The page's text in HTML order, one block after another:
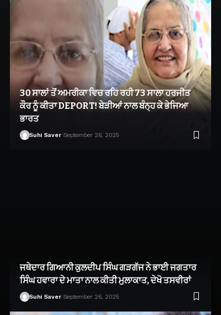
30 ਸਾਲਾਂ ਤੋਂ ਅਮਰੀਕਾ ਵਿਚ ਰਹਿ ਰਹੀ 73 ਸਾਲਾ ਹਰਜੀਤ
ਕੌਰ ਨੂੰ ਕੀਤਾ DEPORT! ਬੇੜੀਆਂ ਨਾਲ ਬੰਨ੍ਹ ਕੇ ਭੇਜਿਆ
ਭਾਰਤ
Suhi Saver September 26, 2025
ਜਥੇਦਾਰ ਗਿਆਨੀ ਕੁਲਦੀਪ ਸਿੰਘ ਗੜਗੱਜ ਨੇ ਭਾਈ ਜਗਤਾਰ
ਸਿੰਘ ਹਵਾਰਾ ਦੇ ਮਾਤਾ ਨਾਲ ਕੀਤੀ ਮੁਲਾਕਾਤ, ਦੇਖੋ ਤਸਵੀਰਾਂ
Suhi Saver September 26, 2025